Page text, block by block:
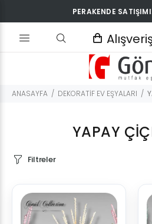
PERAKENDE
ANASAYFA DEKORATİF EV EŞYALARI
YAPAY
Filtreler